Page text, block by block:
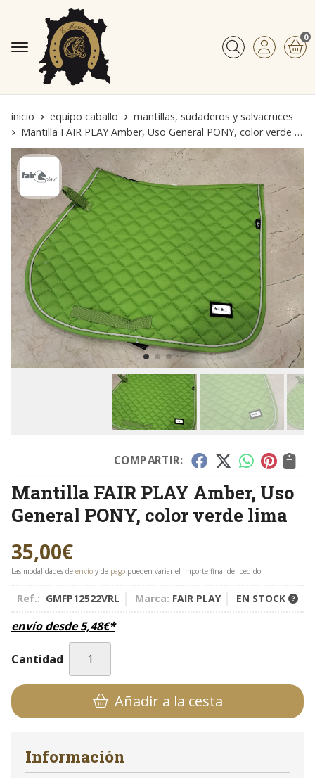
Buscar
0
inicio equipo caballo
mantillas, sudaderos y salvacruces
Mantilla FAIR PLAY Amber, Uso General PONY, color verde lima
COMPARTIR:
Mantilla FAIR PLAY Amber, Uso
General PONY, color verde lima
35,00€
Las modalidades de envío y de pago pueden variar el importe final del pedido.
Ref.: GMFP12522VRL Marca: FAIR PLAY EN STOCK
envío desde5,48€*
Cantidad
Añadir a la cesta
Información